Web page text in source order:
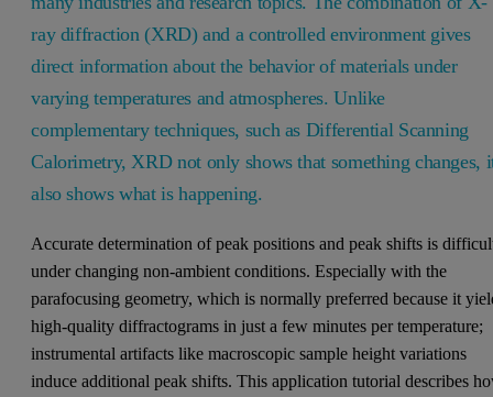
ray diffraction (XRD) and a controlled environment gives
direct information about the behavior of materials under
varying temperatures and atmospheres. Unlike
complementary techniques, such as Differential Scanning
Calorimetry, XRD not only shows that something changes,
also shows what is happening.
Accurate determination of peak positions and peak shifts is
under changing non-ambient conditions. Especially with the
parafocusing geometry, which is normally preferred because it
high-quality diffractograms in just a few minutes per temperature;
instrumental artifacts like macroscopic sample height variations
induce additional peak shifts. This application tutorial describes